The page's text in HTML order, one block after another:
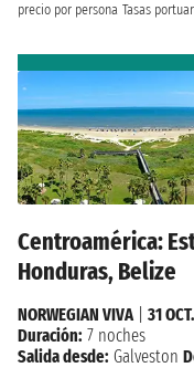
precio por persona Tasas
Centroamérica:
Honduras, Belize
NORWEGIAN VIVA| 31
Duración: 7 noches
Salida desde: Galveston